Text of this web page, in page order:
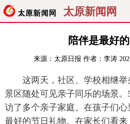
太原新闻网
聚焦
经济 关注
纵横 曝光
旅游 理财
陪伴是最好
来源： 太原日报 作者：李涛
这两天，社区、学校相继举
景区随处可见亲子同乐的场景
访了多个亲子家庭。在孩子们
最好的节日礼物。在家长们看